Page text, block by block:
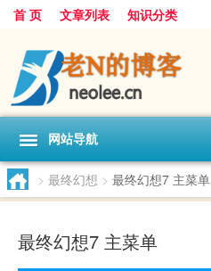
首 页 文章列表 知识分类
网站导航
> 最终幻想 > 最终幻想7 主菜单
最终幻想7 主菜单